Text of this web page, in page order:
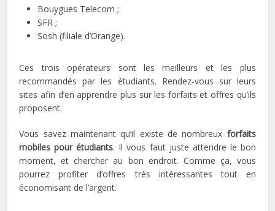
Bouygues Telecom ;
SFR ;
Sosh (filiale d’Orange).
Ces trois opérateurs sont les meilleurs et les plus
recommandés par les étudiants. Rendez-vous sur leurs
sites afin d’en apprendre plus sur les forfaits et offres qu’ils
proposent.
Vous savez maintenant qu’il existe de nombreux forfaits
mobiles pour étudiants. Il vous faut juste attendre le bon
moment, et chercher au bon endroit. Comme ça, vous
pourrez profiter d’offres très intéressantes tout en
économisant de l’argent.